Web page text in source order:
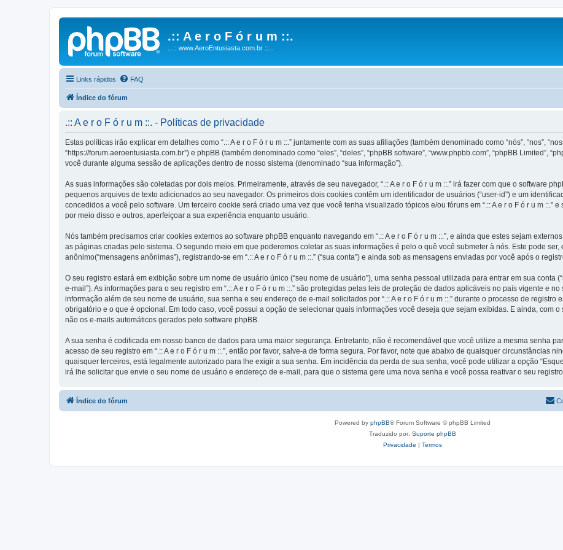
.:: A e r o F ó r u m ::.
...:: www.AeroEntusiasta.com.br ::...
Links rápidos FAQ
Índice do fórum
.:: A e r o F ó r u m ::. - Políticas de privacidade
Estas políticas irão explicar em detalhes como “.:: A e r o F ó r u m ::.” juntamente com as suas afiliações (também denominado como “nós”, “nos”,
“https://forum.aeroentusiasta.com.br”) e phpBB (também denominado como “eles”, “deles”, “phpBB software”, “www.phpbb.com”, “phpBB Limited”,
você durante alguma sessão de aplicações dentro de nosso sistema (denominado “sua informação”).
As suas informações são coletadas por dois meios. Primeiramente, através de seu navegador, “.:: A e r o F ó r u m ::.” irá fazer com que o software
pequenos arquivos de texto adicionados ao seu navegador. Os primeiros dois cookies contêm um identificador de usuários (“user-id”) e um
concedidos a você pelo software. Um terceiro cookie será criado uma vez que você tenha visualizado tópicos e/ou fóruns em “.:: A e r o F ó r u m ::.”
por meio disso e outros, aperfeiçoar a sua experiência enquanto usuário.
Nós também precisamos criar cookies externos ao software phpBB enquanto navegando em “.:: A e r o F ó r u m ::.”, e ainda que estes sejam
as páginas criadas pelo sistema. O segundo meio em que poderemos coletar as suas informações é pelo o quê você submeter à nós. Este pode
anônimo(“mensagens anônimas”), registrando-se em “.:: A e r o F ó r u m ::.” (“sua conta”) e ainda sob as mensagens enviadas por você após o
O seu registro estará em exibição sobre um nome de usuário único (“seu nome de usuário”), uma senha pessoal utilizada para entrar em sua conta
e-mail”). As informações para o seu registro em “.:: A e r o F ó r u m ::.” são protegidas pelas leis de proteção de dados aplicáveis no país vigente e
informação além de seu nome de usuário, sua senha e seu endereço de e-mail solicitados por “.:: A e r o F ó r u m ::.” durante o processo de registro
obrigatório e o que é opcional. Em todo caso, você possui a opção de selecionar quais informações você deseja que sejam exibidas. E ainda, com
não os e-mails automáticos gerados pelo software phpBB.
A sua senha é codificada em nosso banco de dados para uma maior segurança. Entretanto, não é recomendável que você utilize a mesma senha
acesso de seu registro em “.:: A e r o F ó r u m ::.”, então por favor, salve-a de forma segura. Por favor, note que abaixo de quaisquer circunstâncias
quaisquer terceiros, está legalmente autorizado para lhe exigir a sua senha. Em incidência da perda de sua senha, você pode utilizar a opção
irá lhe solicitar que envie o seu nome de usuário e endereço de e-mail, para que o sistema gere uma nova senha e você possa reativar o seu registro.
Índice do fórum
Powered by phpBB® Forum Software © phpBB Limited
Traduzido por: Suporte phpBB
Privacidade | Termos